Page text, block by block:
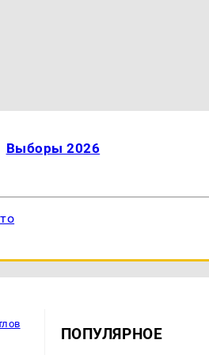
Выборы 2026
ПОПУЛЯРНОЕ